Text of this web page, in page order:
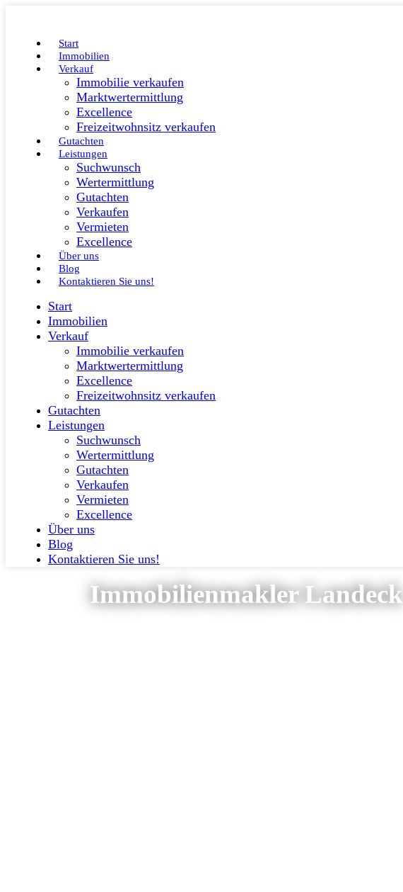
Start
Immobilien
Verkauf
Immobilie verkaufen
Marktwertermittlung
Excellence
Freizeitwohnsitz verkaufen
Gutachten
Leistungen
Suchwunsch
Wertermittlung
Gutachten
Verkaufen
Vermieten
Excellence
Über uns
Blog
Kontaktieren Sie uns!
Start
Immobilien
Verkauf
Immobilie verkaufen
Marktwertermittlung
Excellence
Freizeitwohnsitz verkaufen
Gutachten
Leistungen
Suchwunsch
Wertermittlung
Gutachten
Verkaufen
Vermieten
Excellence
Über uns
Blog
Kontaktieren Sie uns!
Immobilienmakler Landeck